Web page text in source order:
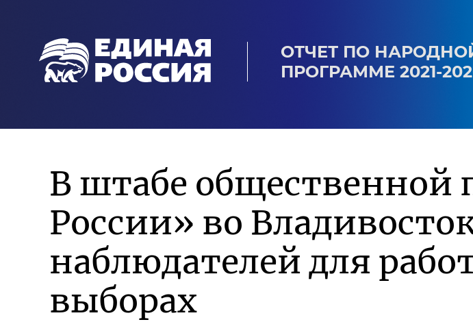
ОТЧЕТ ПО
ПРОГРАММЕ 2021-
В штабе
России» во
наблюдателей для
выборах